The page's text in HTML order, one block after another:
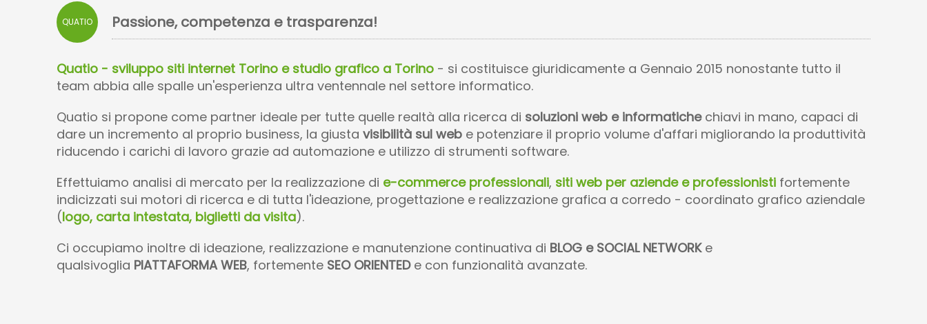
QUATIO Passione, competenza e trasparenza!
Quatio - sviluppo siti internet Torino e studio grafico a Torino - si costituisce giuridicamente a Gennaio 2015 nonostante tutto il
team abbia alle spalle un'esperienza ultra ventennale nel settore informatico.
Quatio si propone come partner ideale per tutte quelle realtà alla ricerca di soluzioni web e informatichechiavi in mano, capaci di
dare un incremento al proprio business, la giustavisibilità sul web e potenziare il proprio volume d'affari migliorando la produttività
riducendo i carichi di lavoro grazie ad automazione e utilizzo di strumenti software.
Effettuiamo analisi di mercato per la realizzazione di e-commerce professionali, siti web per aziende e professionisti fortemente
indicizzati sui motori di ricerca e di tutta l'ideazione, progettazione e realizzazione grafica a corredo - coordinato grafico aziendale
(logo, carta intestata, biglietti da visita).
Ci occupiamo inoltre di ideazione, realizzazione e manutenzione continuativa di BLOG e SOCIAL NETWORKe
qualsivoglia PIATTAFORMA WEB, fortemente SEO ORIENTEDe con funzionalità avanzate.